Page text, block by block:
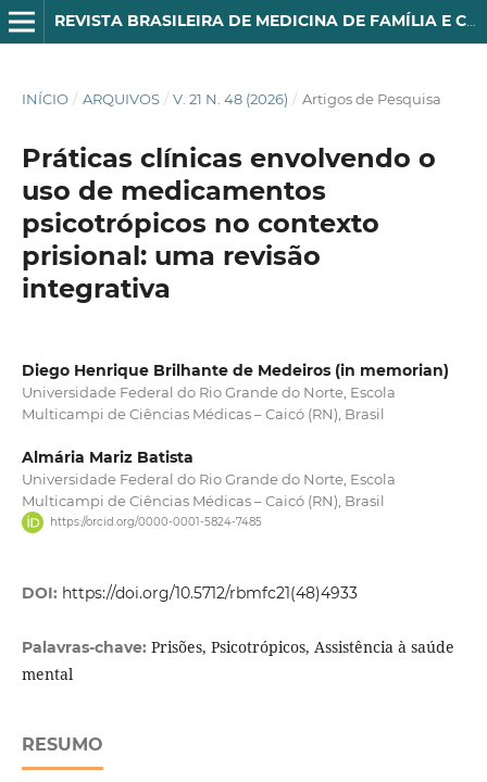
REVISTA BRASILEIRA DE MEDICINA DE FAMÍLIA E COMUNIDADE
INÍCIO / ARQUIVOS / V. 21 N. 48 (2026) / Artigos de Pesquisa
Práticas clínicas envolvendo o
uso de medicamentos
psicotrópicos no contexto
prisional: uma revisão
integrativa
Diego Henrique Brilhante de Medeiros (in memorian)
Universidade Federal do Rio Grande do Norte, Escola
Multicampi de Ciências Médicas – Caicó (RN), Brasil
Almária Mariz Batista
Universidade Federal do Rio Grande do Norte, Escola
Multicampi de Ciências Médicas – Caicó (RN), Brasil
https://orcid.org/0000-0001-5824-7485
DOI: https://doi.org/10.5712/rbmfc21(48)4933
Palavras-chave: Prisões, Psicotrópicos, Assistência à saúde
mental
RESUMO